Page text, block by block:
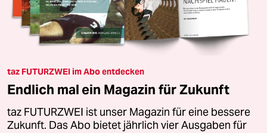
taz FUTURZWEI im Abo entdecken
Endlich mal ein Magazin für Zukunft
taz FUTURZWEI ist unser Magazin für eine bessere
Zukunft. Das Abo bietet jährlich vier Ausgaben für